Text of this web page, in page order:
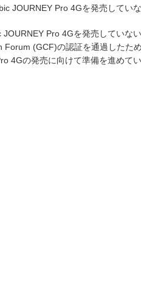
JOURNEY Pro 4Gを発売していな
JOURNEY Pro 4Gを発売していな
Forum (GCF)の認証を通過したた
4Gの発売に向けて準備を進めてい